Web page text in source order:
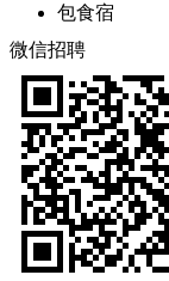
包食宿
微信招聘